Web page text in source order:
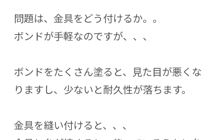
問題は、金具をどう付けるか。。
ボンドが手軽なのですが、、、
ボンドをたくさん塗ると、見た目が悪くな
りますし、少ないと耐久性が落ちます。
金具を縫い付けると、、、